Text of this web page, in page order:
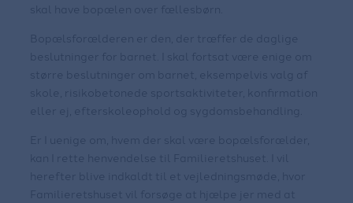
skal have bopælen over fællesbørn.
Bopælsforælderen er den, der træffer de daglige
beslutninger for barnet. I skal fortsat være enige om
større beslutninger om barnet, eksempelvis valg af
skole, risikobetonede sportsaktiviteter, konfirmation
eller ej, efterskoleophold og sygdomsbehandling.
Er I uenige om, hvem der skal være bopælsforælder,
kan I rette henvendelse til Familieretshuset. I vil
herefter blive indkaldt til et vejledningsmøde, hvor
Familieretshuset vil forsøge at hjælpe jer med at